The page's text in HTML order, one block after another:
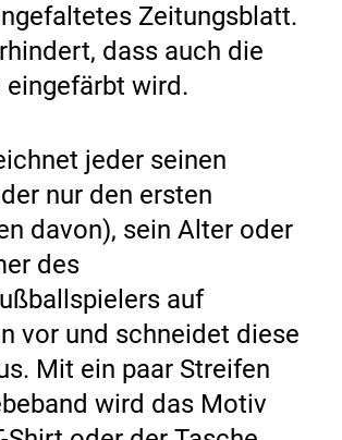
Zeitungsblatt.
dass auch die
eingefärbt wird.
jeder seinen
nur den ersten
davon), sein Alter oder
des
auf
vor und schneidet diese
Mit ein paar Streifen
wird das Motiv